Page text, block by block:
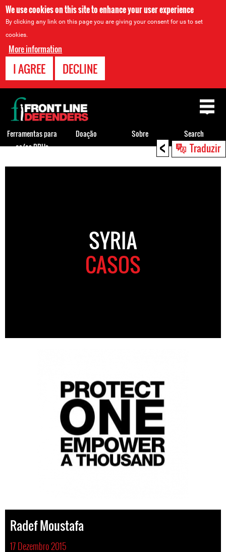
We use cookies on this site to enhance your user experience
By clicking any link on this page you are giving your consent for us to set
cookies.
More information
I AGREE DECLINE
< Traduzir
to
SYRIA
CASOS
Radef Moustafa
17 Dezembro 2015
Back
to
top
Ferramentas para
os/as DDHs
Doação Sobre Search